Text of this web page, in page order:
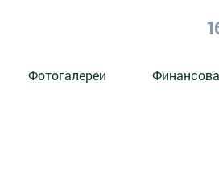
Фотогалереи